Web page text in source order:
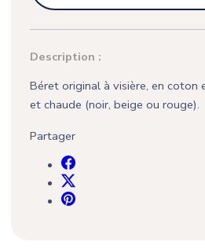
Description :
Béret original à visière, en coton
et chaude (noir, beige ou rouge).
Partager